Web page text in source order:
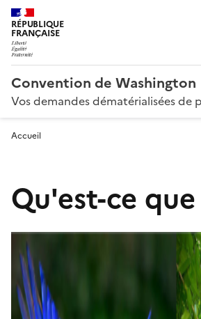
RÉPUBLIQUE
FRANÇAISE
Convention de Washington
Vos demandes dématérialisées de
Accueil
Qu'est-ce